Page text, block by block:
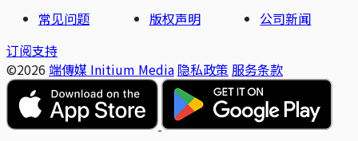
常见问题
版权声明
公司新闻
订阅支持
©2026 端傳媒 Initium Media 隐私政策 服务条款